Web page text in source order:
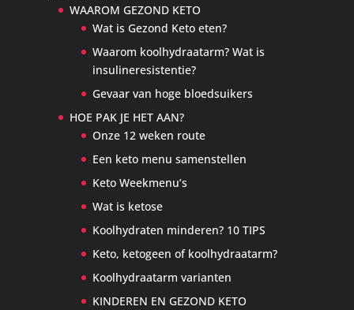
WAAROM GEZOND KETO
Wat is Gezond Keto eten?
Waarom koolhydraatarm? Wat is
insulineresistentie?
Gevaar van hoge bloedsuikers
HOE PAK JE HET AAN?
Onze 12 weken route
Een keto menu samenstellen
Keto Weekmenu’s
Wat is ketose
Koolhydraten minderen? 10 TIPS
Keto, ketogeen of koolhydraatarm?
Koolhydraatarm varianten
KINDEREN EN GEZOND KETO